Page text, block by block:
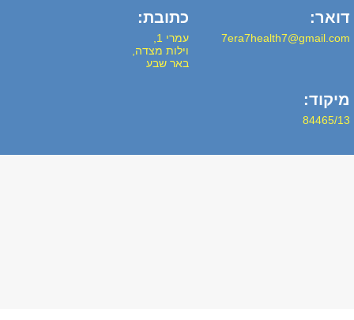
דואר:
7era7health7@gmail.com
כתובת:
עמרי 1,
וילות מצדה,
באר שבע
מיקוד:
84465/13